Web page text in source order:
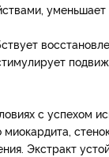
с успехом
миокардита,
Экстракт